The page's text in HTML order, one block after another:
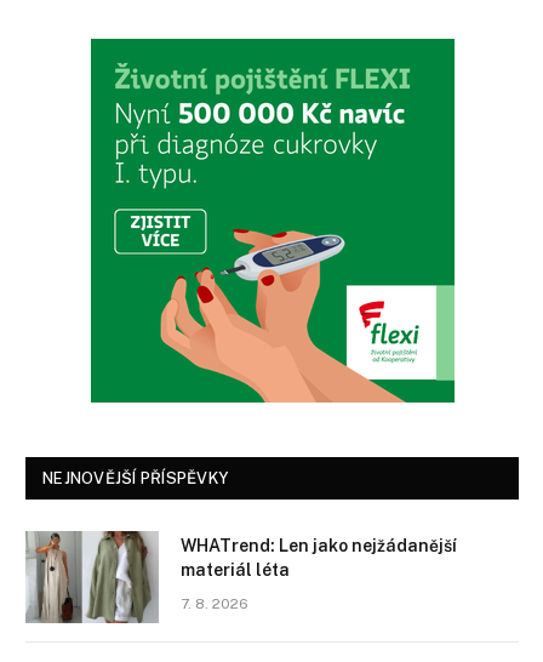
NEJNOVĚJŠÍ PŘÍSPĚVKY
WHATrend: Len jako nejžádanější
materiál léta
7. 8. 2026